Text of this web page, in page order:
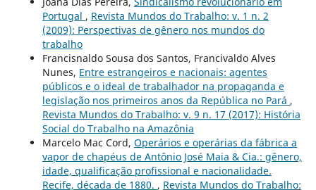
Portugal , Revista Mundos do Trabalho: v. 1 n. 2
(2009): Perspectivas de gênero nos mundos do
trabalho
Francisnaldo Sousa dos Santos, Francivaldo Alves
Nunes, Entre estrangeiros e nacionais: agentes
públicos e o ideal de trabalhador na propaganda e
legislação nos primeiros anos da República no Pará ,
Revista Mundos do Trabalho: v. 9 n. 17 (2017): História
Social do Trabalho na Amazônia
Marcelo Mac Cord, Operários e operárias da fábrica a
vapor de chapéus de Antônio José Maia & Cia.: gênero,
idade, qualificação profissional e nacionalidade.
Recife, década de 1880. , Revista Mundos do Trabalho: